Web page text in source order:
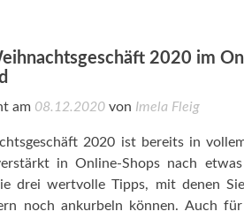
2020 im
am 08.12.2020 von Imela Fleig
2020 ist bereits in
in Online-Shops nach
drei wertvolle Tipps, mit denen
noch ankurbeln können. Auch